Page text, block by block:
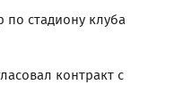
по стадиону клуба
контракт с